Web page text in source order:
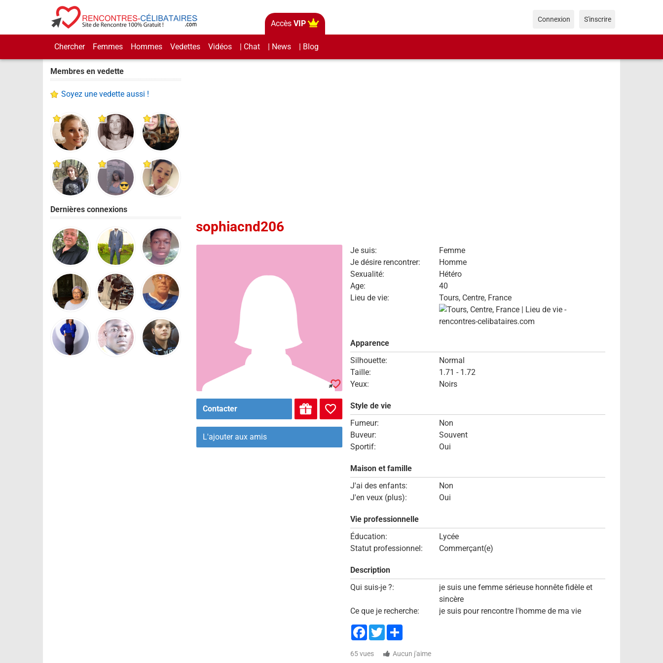
Accès VIP
Chercher Femmes Hommes Vedettes Vidéos | Chat | News | Blog
Connexion S'inscrire
Membres en vedette
Soyez une vedette aussi !
Dernières connexions
sophiacnd206
Contacter
L'ajouter aux amis
Je suis:
Femme
Je désire rencontrer:
Homme
Sexualité:
Hétéro
Age:
40
Lieu de vie:
Tours, Centre, France
Apparence
Silhouette:
Normal
Taille:
1.71 - 1.72
Yeux:
Noirs
Style de vie
Fumeur:
Non
Buveur:
Souvent
Sportif:
Oui
Maison et famille
J'ai des enfants:
Non
J'en veux (plus):
Oui
Vie professionnelle
Éducation:
Lycée
Statut professionnel:
Commerçant(e)
Description
Qui suis-je ?:
je suis une femme sérieuse honnête fidèle et
sincère
Ce que je recherche:
je suis pour rencontre l'homme de ma vie
Facebook
TwitterShare
65 vues Aucun j'aime